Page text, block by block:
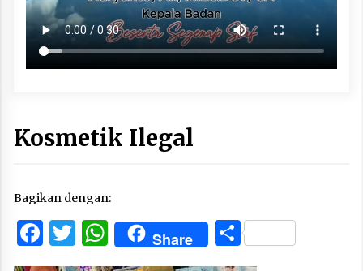
Kosmetik Ilegal
Bagikan dengan:
Facebook
Twitter
WhatsApp
Share Share